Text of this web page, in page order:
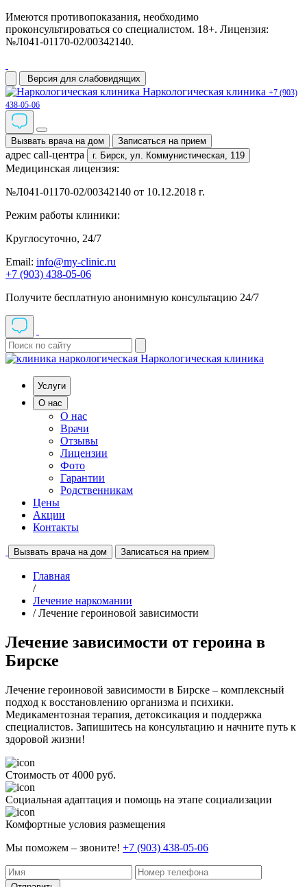
Имеются противопоказания, необходимо
проконсультироваться со специалистом. 18+. Лицензия:
№Л041-01170-02/00342140.
Версия для слабовидящих
Наркологическая клиника +7 (903)
438-05-06
Вызвать врача на дом Записаться на прием
адрес call-центра г. Бирск, ул. Коммунистическая, 119
Медицинская лицензия:
№Л041-01170-02/00342140 от 10.12.2018 г.
Режим работы клиники:
Круглосуточно, 24/7
Email: info@my-clinic.ru
+7 (903) 438-05-06
Получите бесплатную анонимную консультацию 24/7
Наркологическая клиника
Услуги
О нас
О нас
Врачи
Отзывы
Лицензии
Фото
Гарантии
Родственникам
Цены
Акции
Контакты
Вызвать врача на дом Записаться на прием
Главная
/
Лечение наркомании
/ Лечение героиновой зависимости
Лечение зависимости от героина в
Бирске
Лечение героиновой зависимости в Бирске – комплексный
подход к восстановлению организма и психики.
Медикаментозная терапия, детоксикация и поддержка
специалистов. Запишитесь на консультацию и начните путь к
здоровой жизни!
Стоимость от 4000 руб.
Социальная адаптация и помощь на этапе социализации
Комфортные условия размещения
Мы поможем – звоните! +7 (903) 438-05-06